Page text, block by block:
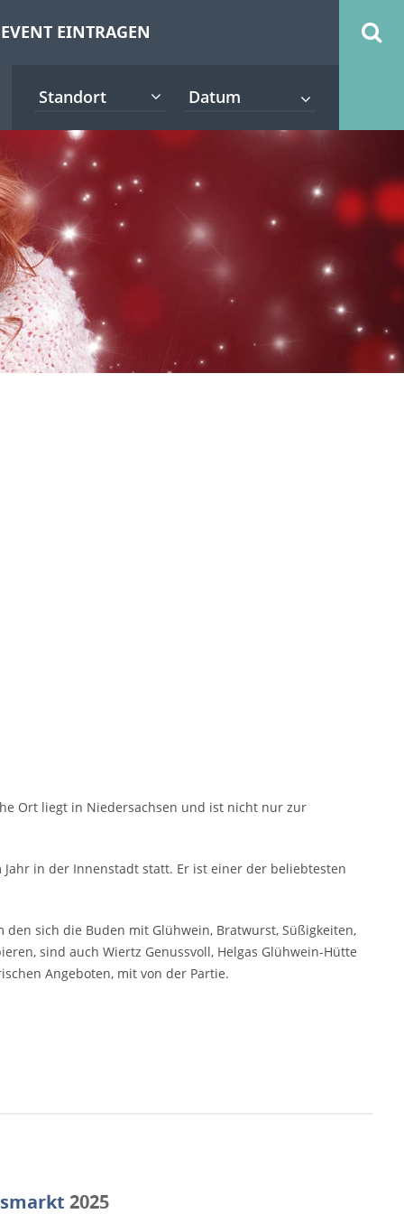
EVENT EINTRAGEN
Standort
Ort liegt in Niedersachsen und ist nicht nur zur
in der Innenstadt statt. Er ist einer der beliebtesten
sich die Buden mit Glühwein, Bratwurst, Süßigkeiten,
sind auch Wiertz Genussvoll, Helgas Glühwein-Hütte
Angeboten, mit von der Partie.
2025